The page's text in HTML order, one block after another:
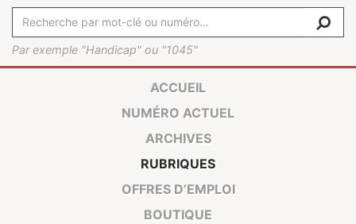
Par exemple "Handicap" ou "1045"
ACCUEIL
NUMÉRO ACTUEL
ARCHIVES
RUBRIQUES
OFFRES D’EMPLOI
BOUTIQUE